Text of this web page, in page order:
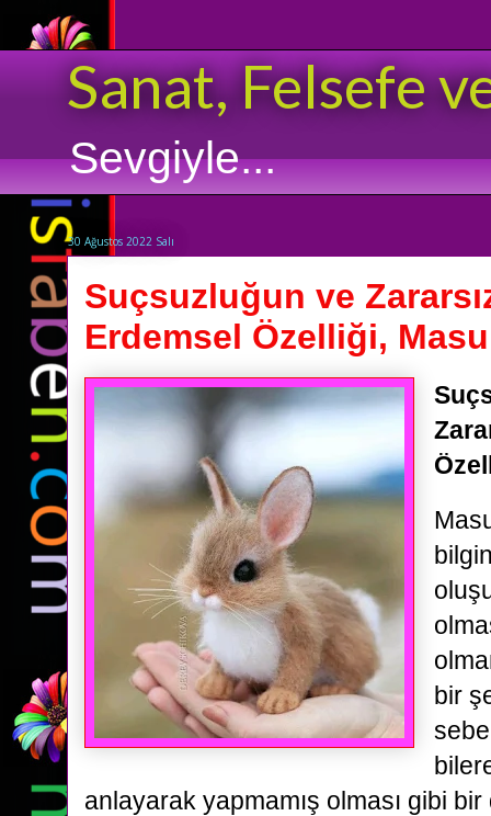
Sanat, Felsefe
Sevgiyle...
30 Ağustos 2022 Salı
Suçsuzluğun ve
Erdemsel Özelliği,
bir
anlayarak yapmamış olması gibi